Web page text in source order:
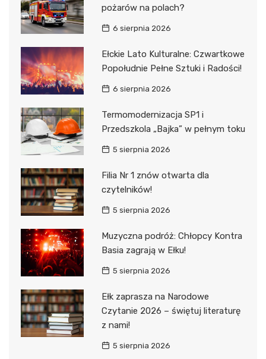
pożarów na polach?
6 sierpnia 2026
Ełckie Lato Kulturalne: Czwartkowe
Popołudnie Pełne Sztuki i Radości!
6 sierpnia 2026
Termomodernizacja SP1 i
Przedszkola „Bajka” w pełnym toku
5 sierpnia 2026
Filia Nr 1 znów otwarta dla
czytelników!
5 sierpnia 2026
Muzyczna podróż: Chłopcy Kontra
Basia zagrają w Ełku!
5 sierpnia 2026
Ełk zaprasza na Narodowe
Czytanie 2026 – świętuj literaturę
z nami!
5 sierpnia 2026